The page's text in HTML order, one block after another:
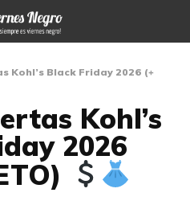
Kohl’s Black Friday 2026 (+
Kohl’s
2026